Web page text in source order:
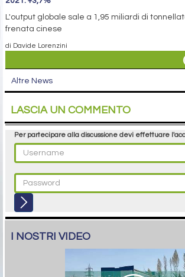
L'output globale sale a 1,95 miliardi di
frenata cinese
di Davide Lorenzini
Altre News
LASCIA UN COMMENTO
Per partecipare alla discussione devi effettuare
I NOSTRI VIDEO